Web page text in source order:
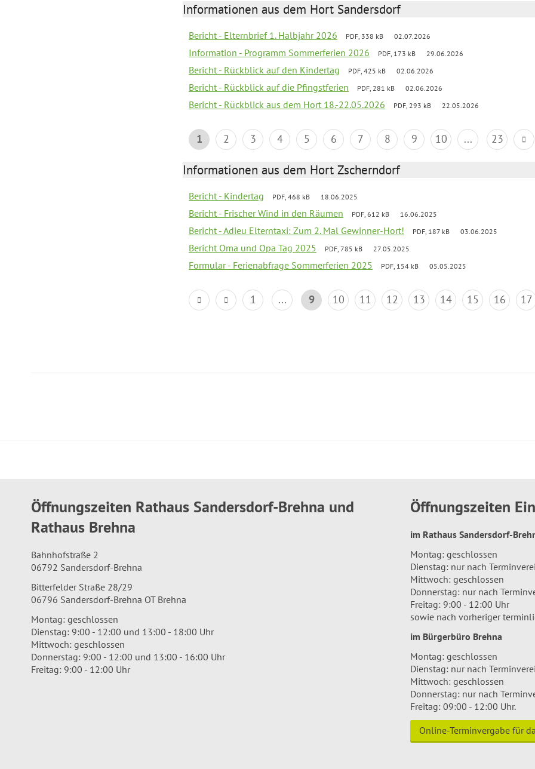
Informationen aus dem Hort Sandersdorf
Bericht - Elternbrief 1. Halbjahr 2026 PDF, 338 kB 02.07.2026
Information - Programm Sommerferien 2026 PDF, 173 kB 29.06.2026
Bericht - Rückblick auf den Kindertag PDF, 425 kB 02.06.2026
Bericht - Rückblick auf die Pfingstferien PDF, 281 kB 02.06.2026
Bericht - Rückblick aus dem Hort 18.-22.05.2026 PDF, 293 kB 22.05.2026
1 2 3 4 5 6 7 8 9 10 ... 23
Informationen aus dem Hort Zscherndorf
Bericht - Kindertag PDF, 468 kB 18.06.2025
Bericht - Frischer Wind in den Räumen PDF, 612 kB 16.06.2025
Bericht - Adieu Elterntaxi: Zum 2. Mal Gewinner-Hort! PDF, 187 kB 03.06.2025
Bericht Oma und Opa Tag 2025 PDF, 785 kB 27.05.2025
Formular - Ferienabfrage Sommerferien 2025 PDF, 154 kB 05.05.2025
1 ... 9 10 11 12 13 14 15 16 17
Öffnungszeiten Rathaus Sandersdorf-Brehna und
Rathaus Brehna
Bahnhofstraße 2
06792 Sandersdorf-Brehna
Bitterfelder Straße 28/29
06796 Sandersdorf-Brehna OT Brehna
Montag: geschlossen
Dienstag: 9:00 - 12:00 und 13:00 - 18:00 Uhr
Mittwoch: geschlossen
Donnerstag: 9:00 - 12:00 und 13:00 - 16:00 Uhr
Freitag: 9:00 - 12:00 Uhr
Öffnungszeiten
im Rathaus Sandersdorf-
Montag: geschlossen
Dienstag: nur nach
Mittwoch: geschlossen
Donnerstag: nur nach
Freitag: 9:00 - 12:00 Uhr
sowie nach vorheriger
im Bürgerbüro Brehna
Montag: geschlossen
Dienstag: nur nach
Mittwoch: geschlossen
Donnerstag: nur nach
Freitag: 09:00 - 12:00 Uhr.
Online-Terminvergabe für